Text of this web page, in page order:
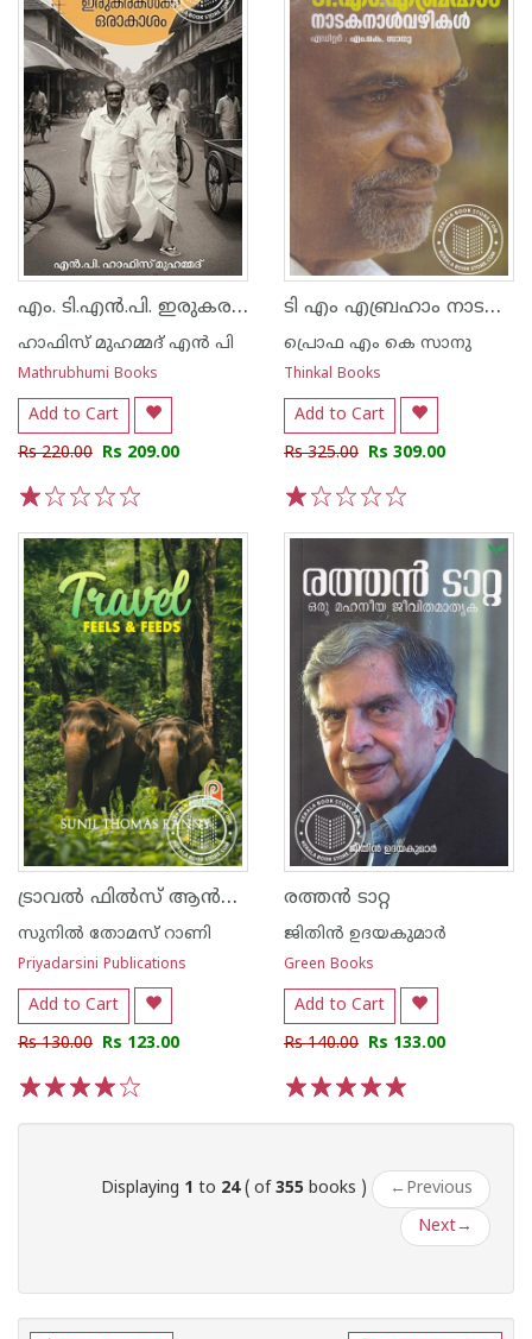
എം. ടി.എൻ.പി. ഇരുകരകൾക്ക് ഒരാകാശം
ഹാഫിസ് മുഹമ്മദ് എൻ പി
Mathrubhumi Books
Add to Cart
Rs 220.00 Rs 209.00
ടി എം എബ്രഹാം നാടകനാള്‍വഴികള്‍
പ്രൊഫ എം കെ സാനു
Thinkal Books
Add to Cart
Rs 325.00 Rs 309.00
ട്രാവൽ ഫിൽസ് ആൻഡ് ഫീഡ്‌സ്
സുനിൽ തോമസ് റാണി
Priyadarsini Publications
Add to Cart
Rs 130.00 Rs 123.00
രത്തൻ ടാറ്റ
ജിതിൻ ഉദയകുമാർ
Green Books
Add to Cart
Rs 140.00 Rs 133.00
Displaying 1 to 24( of 355 books ) ← Previous
Next→